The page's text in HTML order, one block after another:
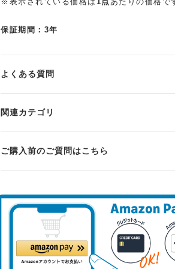
※表示されている価格は 1点 あたりの価格で
保証期間：3年
よくある質問
関連カテゴリ
ご購入前のご質問はこちら